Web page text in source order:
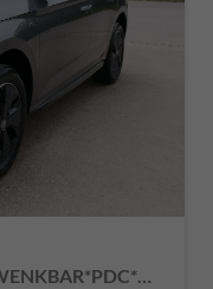
Monte Carlo 1,5 TSI DSG*AHK-SCHWENKBAR*PDC*MATRIX-LED*KAMERA*SHZ*17-ZOLL